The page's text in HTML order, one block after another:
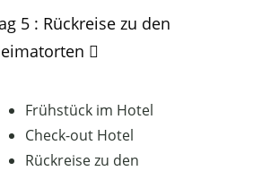
5 : Rückreise zu den
Frühstück im Hotel
Check-out Hotel
Rückreise zu den